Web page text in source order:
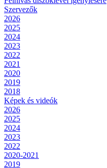
Szervezők
2026
2025
2024
2023
2022
2021
2020
2019
2018
Képek és videók
2026
2025
2024
2023
2022
2020-2021
2019